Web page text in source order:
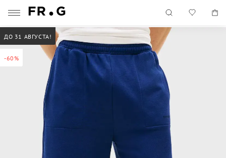
-60%
ДО 31 АВГУСТА!